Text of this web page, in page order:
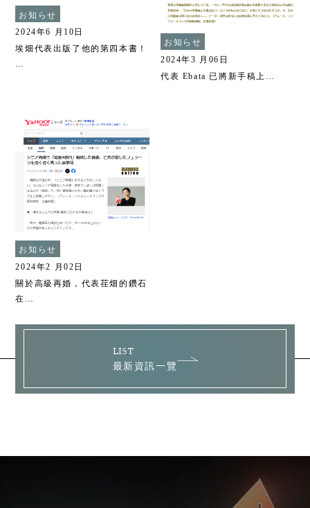
お知らせ
2024年6 月10日
埃畑代表出版了他的第四本書！
…
お知らせ
2024年3 月06日
代表 Ebata 已將新手稿上…
お知らせ
2024年2 月02日
關於高級再婚，代表荏畑的鑽石
在…
LIST
最新資訊一覽